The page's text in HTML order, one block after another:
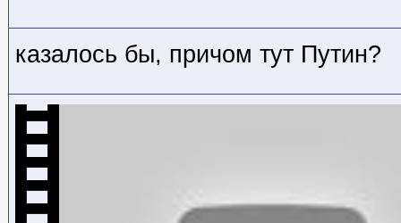
казалось бы, причом тут Путин?